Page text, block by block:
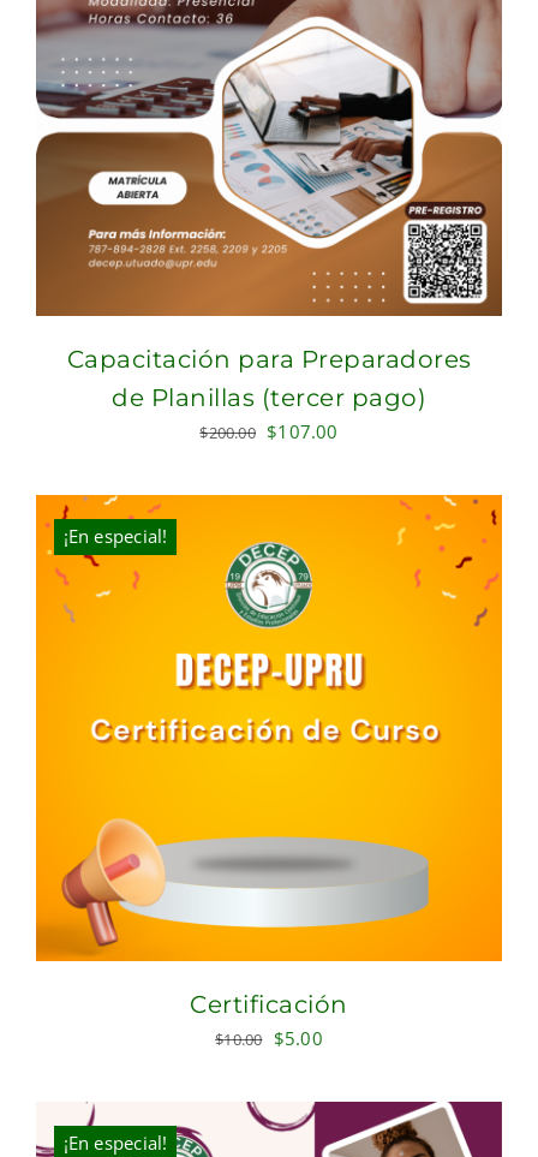
Capacitación para Preparadores
de Planillas (tercer pago)
$200.00 Original
was:
$107.00
is:
¡En especial!
Certificación
$10.00 Original
$10.00.
$5.00Current
is:
$5.00.
¡En especial!